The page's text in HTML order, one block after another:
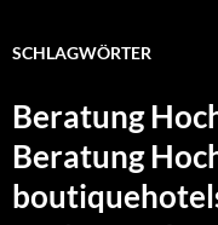
SCHLAGWÖRTER
Beratung
Beratung